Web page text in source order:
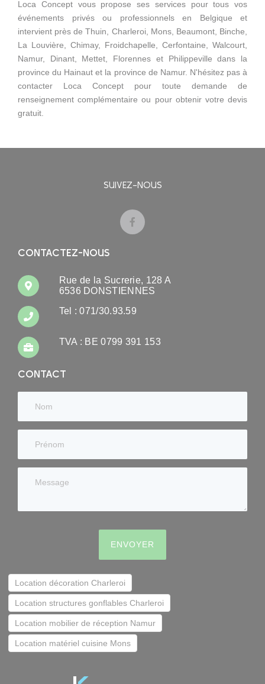
Loca Concept vous propose ses services pour tous vos
événements privés ou professionnels en Belgique et
intervient près de Thuin, Charleroi, Mons, Beaumont, Binche,
La Louvière, Chimay, Froidchapelle, Cerfontaine, Walcourt,
Namur, Dinant, Mettet, Florennes et Philippeville dans la
province du Hainaut et la province de Namur. N'hésitez pas à
contacter Loca Concept pour toute demande de
renseignement complémentaire ou pour obtenir votre devis
gratuit.
SUIVEZ-NOUS
CONTACTEZ-NOUS
Rue de la Sucrerie, 128 A
6536 DONSTIENNES
Tel : 071/30.93.59
TVA : BE 0799 391 153
CONTACT
ENVOYER
Location décoration Charleroi
Location structures gonflables Charleroi
Location mobilier de réception Namur
Location matériel cuisine Mons